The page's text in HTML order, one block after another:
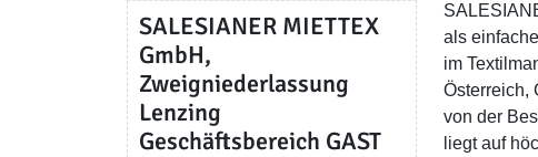
SALESIANER MIETTEX
GmbH,
Zweigniederlassung
Lenzing
Geschäftsbereich GAST
als
im
Österreich,
von der
liegt auf